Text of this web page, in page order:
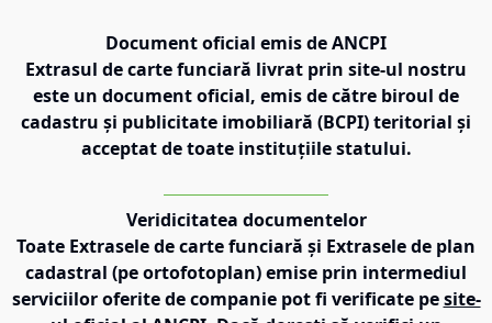
Document oficial emis de ANCPI
Extrasul de carte funciară livrat prin site-ul nostru
este un document oficial, emis de către biroul de
cadastru și publicitate imobiliară (BCPI) teritorial și
acceptat de toate instituțiile statului.
Veridicitatea documentelor
Toate Extrasele de carte funciară și Extrasele de plan
cadastral (pe ortofotoplan) emise prin intermediul
serviciilor oferite de companie pot fi verificate pe site-